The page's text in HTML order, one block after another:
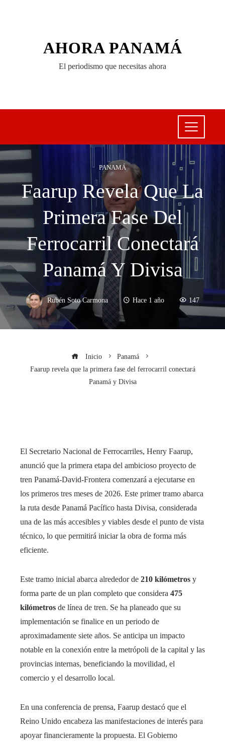
AHORA PANAMÁ
El periodismo que necesitas ahora
PANAMÁ
Faarup Revela Que La
Primera Fase Del
Ferrocarril Conectará
Panamá Y Divisa
Rubén Soto Carmona Hace 1 año 147
Inicio
Panamá
Faarup revela que la primera fase del ferrocarril conectará
Panamá y Divisa
El Secretario Nacional de Ferrocarriles, Henry Faarup,
anunció que la primera etapa del ambicioso proyecto de
tren Panamá‑David‑Frontera comenzará a ejecutarse en
los primeros tres meses de 2026. Este primer tramo abarca
la ruta desde Panamá Pacífico hasta Divisa, considerada
una de las más accesibles y viables desde el punto de vista
técnico, lo que permitirá iniciar la obra de forma más
eficiente.
Este tramo inicial abarca alrededor de 210 kilómetros y
forma parte de un plan completo que considera 475
kilómetros de línea de tren. Se ha planeado que su
implementación se finalice en un periodo de
aproximadamente siete años. Se anticipa un impacto
notable en la conexión entre la metrópoli de la capital y las
provincias internas, beneficiando la movilidad, el
comercio y el desarrollo local.
En una conferencia de prensa, Faarup destacó que el
Reino Unido encabeza las manifestaciones de interés para
apoyar financieramente la propuesta. El Gobierno